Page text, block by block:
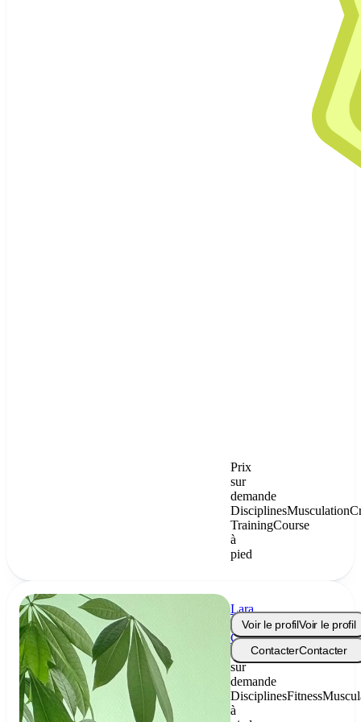
Prix
sur
demande
DisciplinesMusculation
TrainingCourse
à
pied
Lara
Pepsy
Coaching
Prix
sur
demande
DisciplinesFitness
à
Voir le profilVoir le profil
ContacterContacter